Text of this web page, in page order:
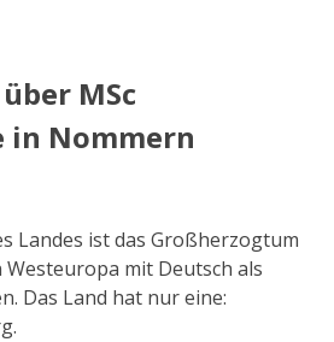
MSc
in Nommern
Landes ist das Großherzogtum
Westeuropa mit Deutsch als
Das Land hat nur eine: